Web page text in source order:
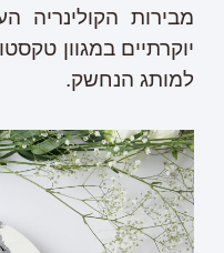
מבירות הקולינריה
יוקרתיים במגוון
למותג הנחשק.